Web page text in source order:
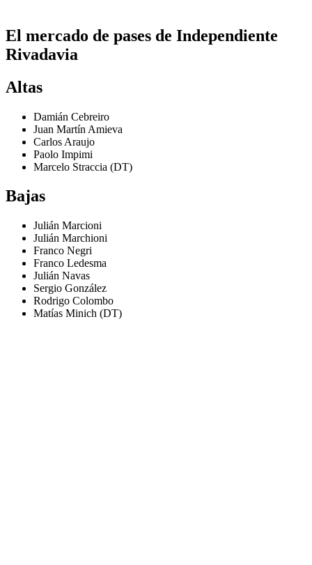
El mercado de pases de Independiente
Rivadavia
Altas
Damián Cebreiro
Juan Martín Amieva
Carlos Araujo
Paolo Impimi
Marcelo Straccia (DT)
Bajas
Julián Marcioni
Julián Marchioni
Franco Negri
Franco Ledesma
Julián Navas
Sergio González
Rodrigo Colombo
Matías Minich (DT)